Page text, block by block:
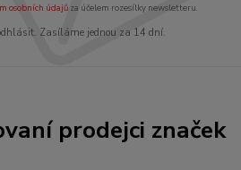
osobních údajůza účelem rozesílky newsletteru.
Zasíláme jednou za 14 dní.
prodejci značek